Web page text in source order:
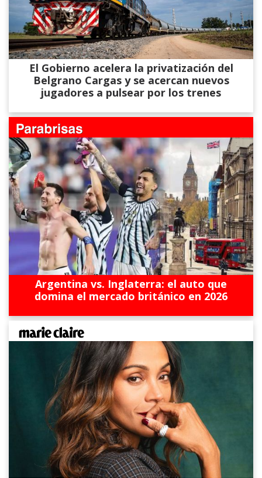
El Gobierno acelera la privatización del
Belgrano Cargas y se acercan nuevos
jugadores a pulsear por los trenes
Argentina vs. Inglaterra: el auto que
domina el mercado británico en 2026